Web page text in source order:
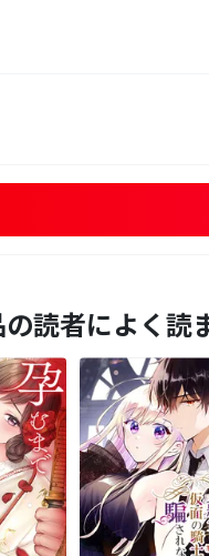
読者によく読